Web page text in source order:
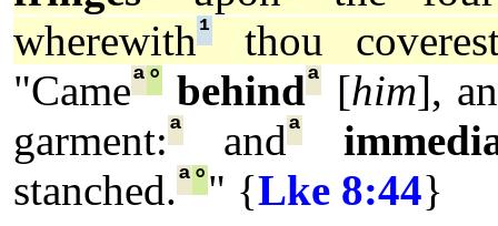
wherewith¹
thou
"Cameª° behindª [him],
garment:ª andª
stanched.ª°" {Lke 8:44}